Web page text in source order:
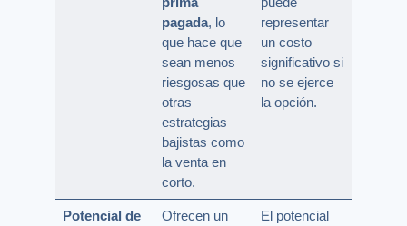
pagada, lo
que hace que
sean menos
riesgosas que
otras
estrategias
bajistas como
la venta en
corto.
representar
un costo
significativo si
no se ejerce
la opción.
Potencial de
Ofrecen un
El potencial